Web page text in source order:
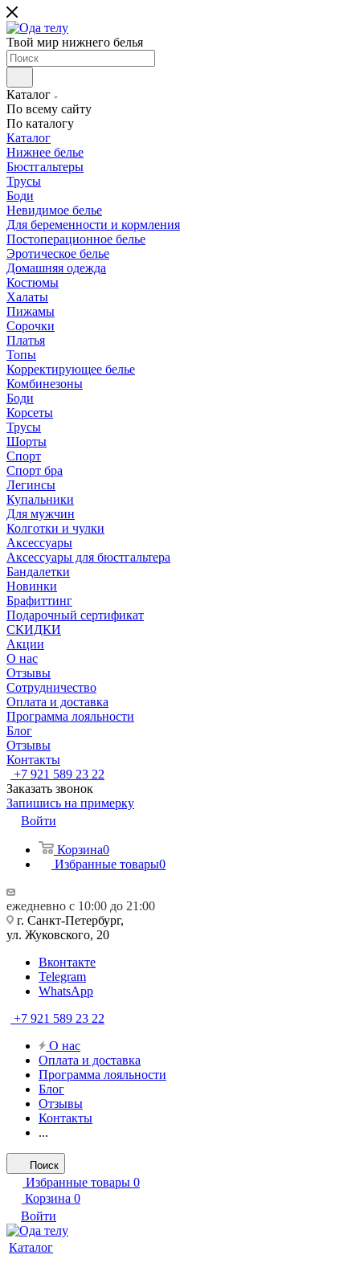
Твой мир нижнего белья
Каталог
По всему сайту
По каталогу
Каталог
Нижнее белье
Бюстгальтеры
Трусы
Боди
Невидимое белье
Для беременности и кормления
Постоперационное белье
Эротическое белье
Домашняя одежда
Костюмы
Халаты
Пижамы
Сорочки
Платья
Топы
Корректирующее белье
Комбинезоны
Боди
Корсеты
Трусы
Шорты
Спорт
Спорт бра
Легинсы
Купальники
Для мужчин
Колготки и чулки
Аксессуары
Аксессуары для бюстгальтера
Бандалетки
Новинки
Брафиттинг
Подарочный сертификат
СКИДКИ
Акции
О нас
Отзывы
Сотрудничество
Оплата и доставка
Программа лояльности
Блог
Отзывы
Контакты
+7 921 589 23 22
Заказать звонок
Запишись на примерку
Войти
Корзина0
Избранные товары0
ежедневно с 10:00 до 21:00
г. Санкт-Петербург,
ул. Жуковского, 20
Вконтакте
Telegram
WhatsApp
+7 921 589 23 22
О нас
Оплата и доставка
Программа лояльности
Блог
Отзывы
Контакты
...
Поиск
Избранные товары 0
Корзина 0
Войти
Каталог